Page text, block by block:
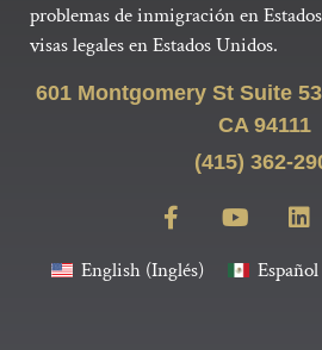
problemas de inmigración en
visas legales en Estados Unidos.
601 Montgomery St Suite
CA 94111
(415) 362-
English(Inglés) Español